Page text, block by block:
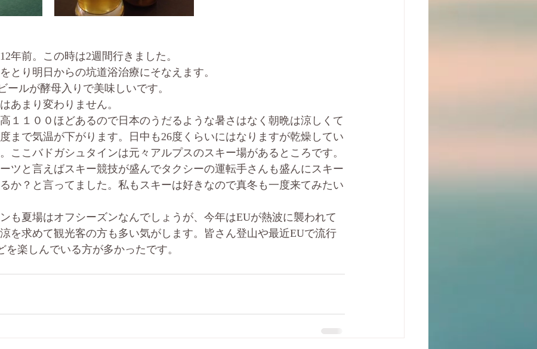
年前。この時は2週間行きました。
とり明日からの坑道浴治療にそなえます。
ールが酵母入りで美味しいです。
あまり変わりません。
１１００ほどあるので日本のうだるような暑さはなく朝晩は涼しくて
まで気温が下がります。日中も26度くらいにはなりますが乾燥してい
ここバドガシュタインは元々アルプスのスキー場があるところです。
ツと言えばスキー競技が盛んでタクシーの運転手さんも盛んにスキー
か？と言ってました。私もスキーは好きなので真冬も一度来てみたい
も夏場はオフシーズンなんでしょうが、今年はEUが熱波に襲われて
を求めて観光客の方も多い気がします。皆さん登山や最近EUで流行
を楽しんでいる方が多かったです。